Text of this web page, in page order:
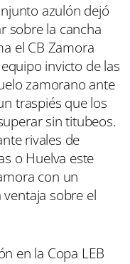
azulón dejó
sobre la cancha
el CB Zamora
invicto de las
zamorano ante
traspiés que los
sin titubeos.
rivales de
o Huelva este
con un
sobre el
en la Copa LEB